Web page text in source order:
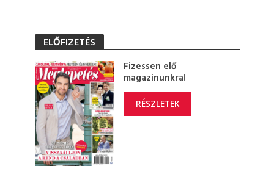
ELŐFIZETÉS
Fizessen elő
magazinunkra!
RÉSZLETEK